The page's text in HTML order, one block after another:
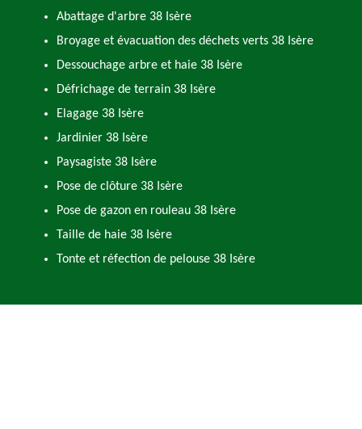
Abattage d'arbre 38 Isère
Broyage et évacuation des déchets verts 38 Isère
Dessouchage arbre et haie 38 Isère
Défrichage de terrain 38 Isère
Elagage 38 Isère
Jardinier 38 Isère
Paysagiste 38 Isère
Pose de clôture 38 Isère
Pose de gazon en rouleau 38 Isère
Taille de haie 38 Isère
Tonte et réfection de pelouse 38 Isère